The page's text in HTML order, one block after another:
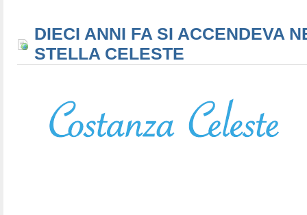
DIECI ANNI FA SI ACCENDEVA
STELLA CELESTE